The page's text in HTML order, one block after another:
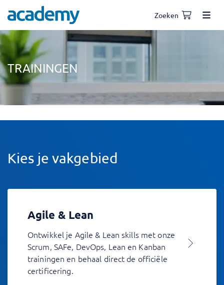
Zoeken
TRAININGEN
Kies je vakgebied
Agile & Lean
Ontwikkel je Agile & Lean skills met onze
Scrum, SAFe, DevOps, Lean en Kanban
trainingen en behaal direct de officiële
certificering.